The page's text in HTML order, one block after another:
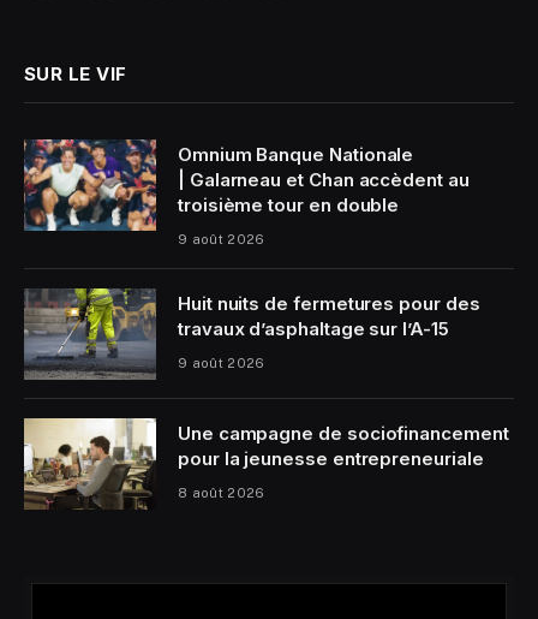
SUR LE VIF
Omnium Banque Nationale
| Galarneau et Chan accèdent au
troisième tour en double
9 août 2026
Huit nuits de fermetures pour des
travaux d’asphaltage sur l’A-15
9 août 2026
Une campagne de sociofinancement
pour la jeunesse entrepreneuriale
8 août 2026